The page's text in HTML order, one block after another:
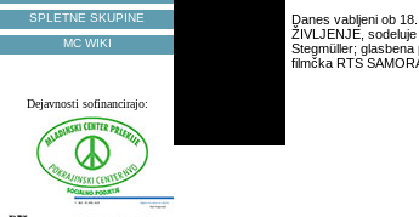
SPLETNE SKUPINE
MC WIKI
Dejavnosti sofinancirajo:
Danes vabljeni ob
ŽIVLJENJE,
Stegmüller;
filmčka RTS